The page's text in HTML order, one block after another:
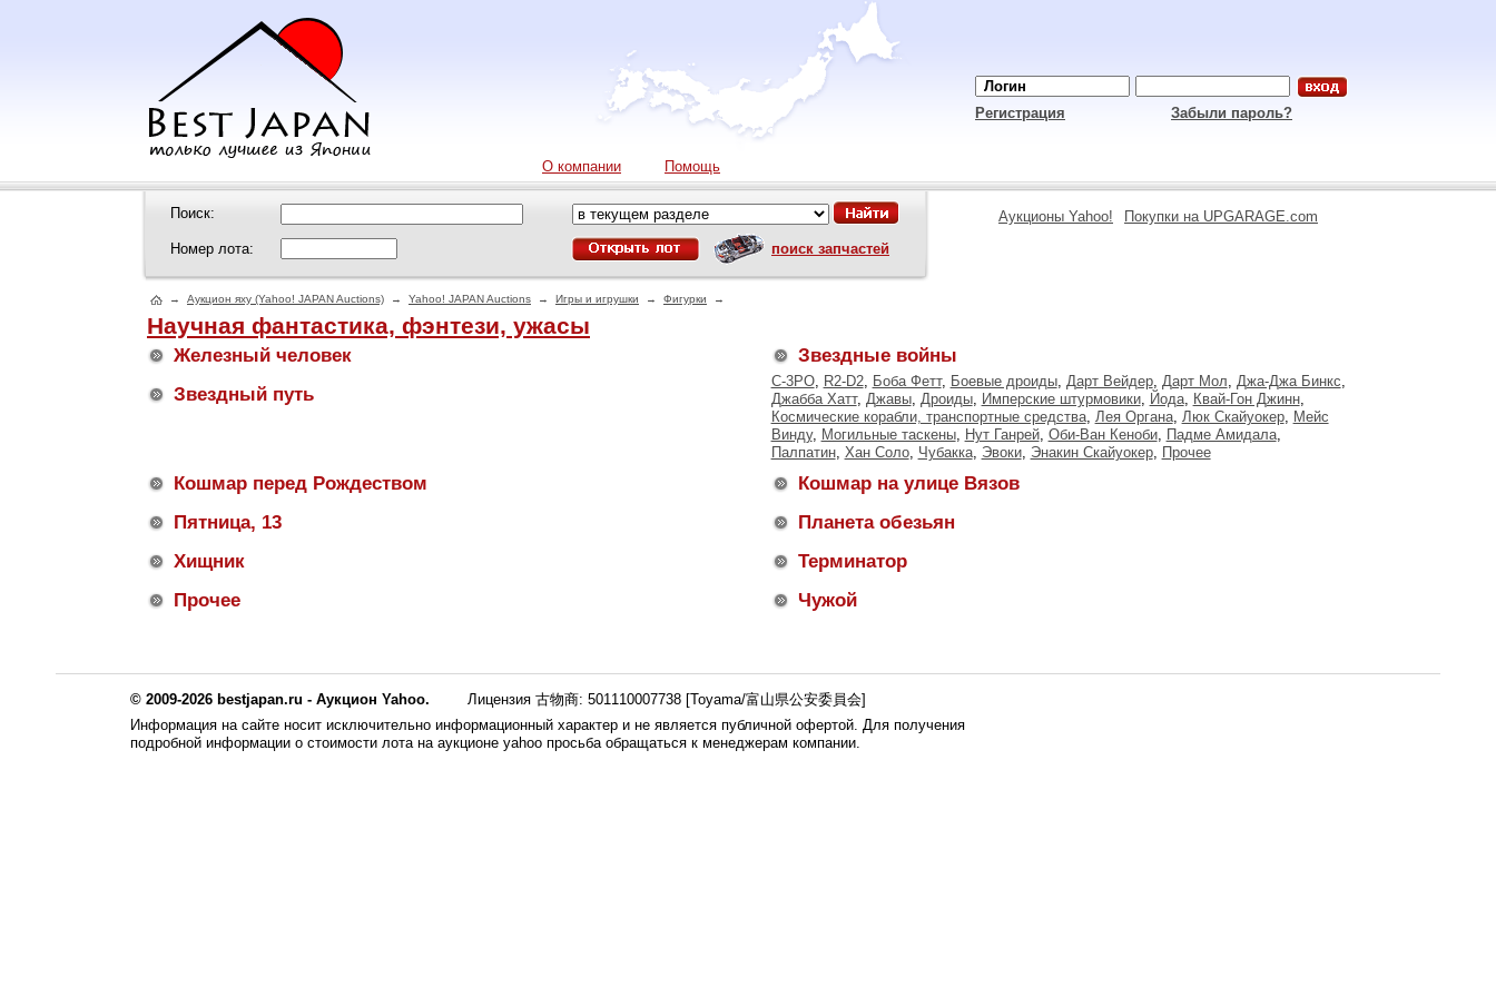
Регистрация Забыли пароль?
О компании Помощь
Поиск:
Номер лота: поиск запчастей
Аукционы Yahoo! Покупки на UPGARAGE.com
→ Аукцион яху (Yahoo! JAPAN Auctions) → Yahoo! JAPAN Auctions → Игры и игрушки → Фигурки →
Научная фантастика, фэнтези, ужасы
Железный человек Звездные войны
C-3PO, R2-D2, Боба Фетт, Боевые дроиды, Дарт Вейдер, Дарт Мол, Джа-Джа Бинкс,
Джабба Хатт, Джавы, Дроиды, Имперские штурмовики, Йода, Квай-Гон Джинн,
Космические корабли, транспортные средства, Лея Органа, Люк Скайуокер, Мейс
Винду, Могильные таскены, Нут Ганрей, Оби-Ван Кеноби, Падме Амидала,
Палпатин, Хан Соло, Чубакка, Эвоки, Энакин Скайуокер, Прочее
Звездный путь
Кошмар на улице Вязов
Кошмар перед Рождеством
Планета обезьян
Пятница, 13
Терминатор
Хищник
Чужой
Прочее
© 2009-2026 bestjapan.ru - Аукцион Yahoo.
Лицензия 古物商: 501110007738 [Toyama/富山県公安委員会]
Информация на сайте носит исключительно информационный характер и не является публичной офертой. Для получения
подробной информации о стоимости лота на аукционе yahoo просьба обращаться к менеджерам компании.